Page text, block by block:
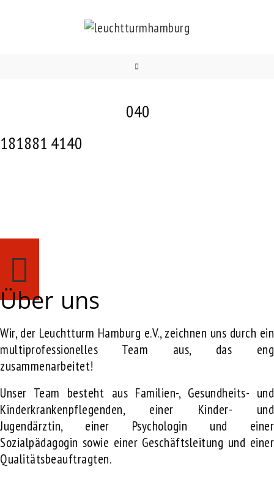
040
181881 4140
Über uns
Wir, der Leuchtturm Hamburg e.V., zeichnen uns durch ein
multiprofessionelles Team aus, das eng
zusammenarbeitet!
Unser Team besteht aus Familien-, Gesundheits- und
Kinderkrankenpflegenden, einer Kinder- und
Jugendärztin, einer Psychologin und einer
Sozialpädagogin sowie einer Geschäftsleitung und einer
Qualitätsbeauftragten.